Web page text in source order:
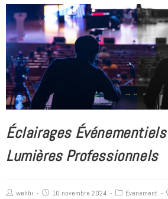
Éclairages
Lumières Professionnels
wehbi 10 novembre 2024 Evenement